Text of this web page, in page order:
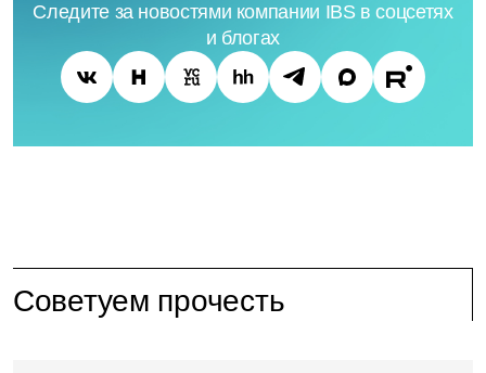
Следите за новостями компании IBS в соцсетях
и блогах
Советуем прочесть